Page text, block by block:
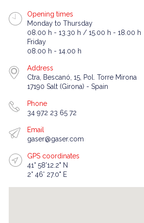
Opening times
Monday to Thursday
08.00 h - 13.30 h / 15.00 h - 18.00 h
Friday
08.00 h - 14.00 h
Address
Ctra, Bescanó, 15, Pol. Torre Mirona
17190 Salt (Girona) - Spain
Phone
34 972 23 65 72
Email
gaser@gaser.com
GPS coordinates
41° 58'12.2" N
2° 46' 27.0" E